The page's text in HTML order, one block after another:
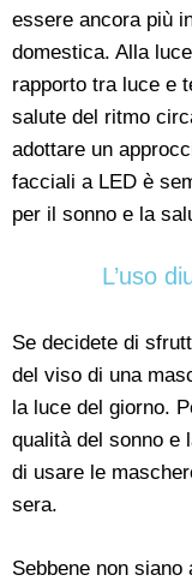
essere ancora più
domestica. Alla
rapporto tra luce e
salute del ritmo
adottare un
facciali a LED è
per il sonno e la
L’uso
Se decidete di
del viso di una
la luce del giorno.
qualità del sonno e
di usare le
sera.
Sebbene non